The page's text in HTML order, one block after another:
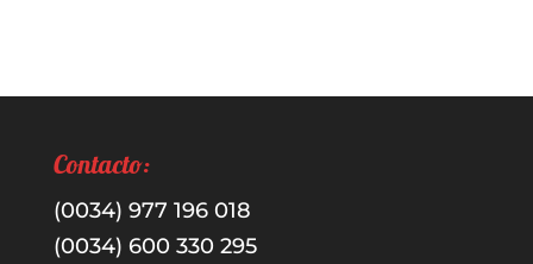
Contacto:
(0034) 977 196 018
(0034) 600 330 295